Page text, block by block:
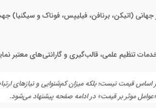
(اتیکن، برنافن، فیلیپس، فوناک و سیگنیا)
تنظیم علمی، قالب‌گیری و گارانتی‌های معتبر
قیمت نیست؛ بلکه میزان کم‌شنوایی و نیازهای
موثر بر قیمت» در ادامه صفحه پیشنهاد می‌شود.